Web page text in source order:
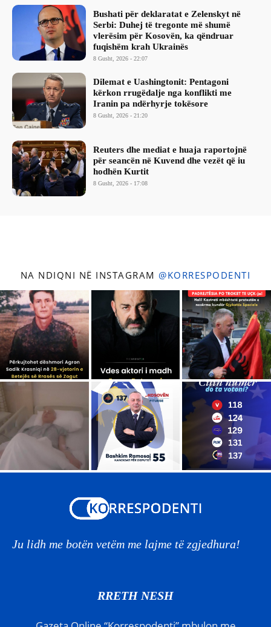
Bushati për deklaratat e Zelenskyt në
Serbi: Duhej të tregonte më shumë
vlerësim për Kosovën, ka qëndruar
fuqishëm krah Ukrainës
8 Gusht, 2026 - 22:07
Dilemat e Uashingtonit: Pentagoni
kërkon rrugëdalje nga konflikti me
Iranin pa ndërhyrje tokësore
8 Gusht, 2026 - 21:20
Reuters dhe mediat e huaja raportojnë
për seancën në Kuvend dhe vezët që iu
hodhën Kurtit
8 Gusht, 2026 - 17:08
NA NDIQNI NË INSTAGRAM @KORRESPODENTI
Ju lidh me botën vetëm me lajme të zgjedhura!
RRETH NESH